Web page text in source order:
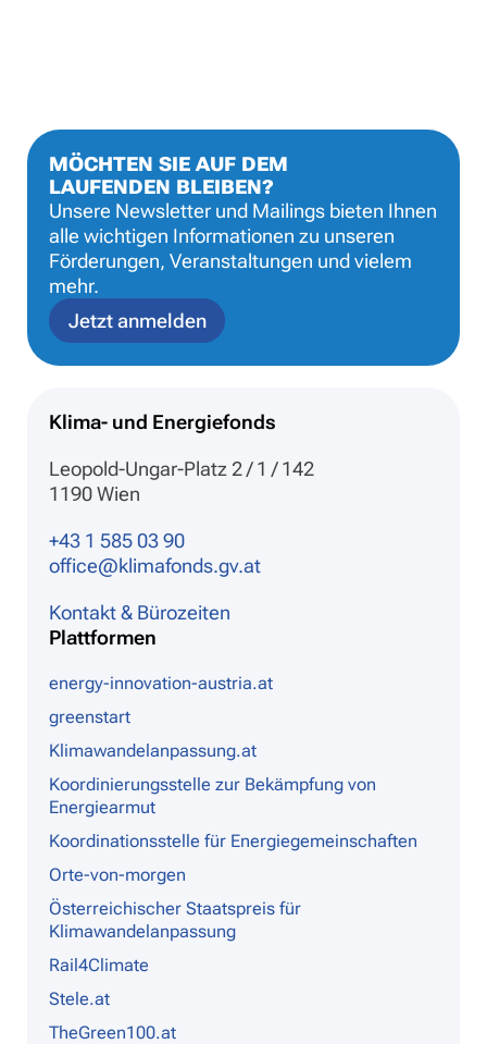
MÖCHTEN SIE AUF DEM
LAUFENDEN BLEIBEN?
Unsere Newsletter und Mailings bieten Ihnen
alle wichtigen Informationen zu unseren
Förderungen, Veranstaltungen und vielem
mehr.
Jetzt anmelden
Klima- und Energiefonds
Leopold-Ungar-Platz 2 / 1 / 142
1190 Wien
+43 1 585 03 90
office@klimafonds.gv.at
Kontakt & Bürozeiten
Plattformen
energy-innovation-austria.at
greenstart
Klimawandelanpassung.at
Koordinierungsstelle zur Bekämpfung von
Energiearmut
Koordinationsstelle für Energiegemeinschaften
Orte-von-morgen
Österreichischer Staatspreis für
Klimawandelanpassung
Rail4Climate
Stele.at
TheGreen100.at